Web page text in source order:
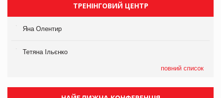
ТРЕНІНГОВИЙ ЦЕНТР
Яна Олентир
Тетяна Ільєнко
повний список